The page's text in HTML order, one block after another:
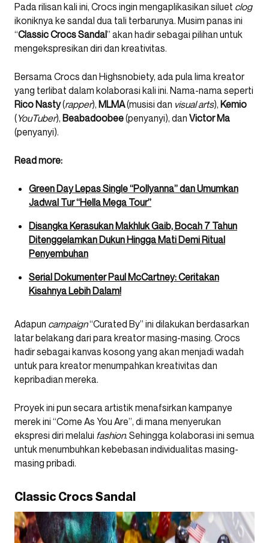
Pada rilisan kali ini, Crocs ingin mengaplikasikan siluet clog
ikoniknya ke sandal dua tali terbarunya. Musim panas ini
“Classic Crocs Sandal” akan hadir sebagai pilihan untuk
mengekspresikan diri dan kreativitas.
Bersama Crocs dan Highsnobiety, ada pula lima kreator
yang terlibat dalam kolaborasi kali ini. Nama-nama seperti
Rico Nasty(rapper), MLMA(musisi dan visual arts), Kemio
(YouTuber), Beabadoobee(penyanyi), dan Victor Ma
(penyanyi).
Read more:
Green Day Lepas Single “Pollyanna” dan Umumkan
Jadwal Tur “Hella Mega Tour”
Disangka Kerasukan Makhluk Gaib, Bocah 7 Tahun
Ditenggelamkan Dukun Hingga Mati Demi Ritual
Penyembuhan
Serial Dokumenter Paul McCartney: Ceritakan
Kisahnya Lebih Dalam!
Adapun campaign“Curated By” ini dilakukan berdasarkan
latar belakang dari para kreator masing-masing. Crocs
hadir sebagai kanvas kosong yang akan menjadi wadah
untuk para kreator menumpahkan kreativitas dan
kepribadian mereka.
Proyek ini pun secara artistik menafsirkan kampanye
merek ini “Come As You Are”, di mana menyerukan
ekspresi diri melalui fashion. Sehingga kolaborasi ini semua
untuk menumbuhkan kebebasan individualitas masing-
masing pribadi.
Classic Crocs Sandal